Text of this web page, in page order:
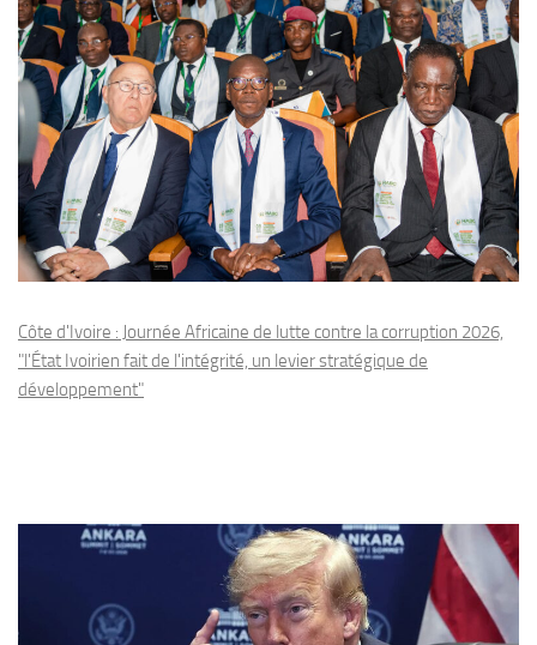
Côte d'Ivoire : Journée Africaine de lutte contre la corruption 2026,
"l'État Ivoirien fait de l'intégrité, un levier stratégique de
développement"